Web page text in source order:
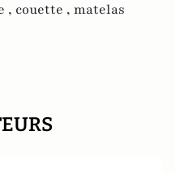
, couette , matelas